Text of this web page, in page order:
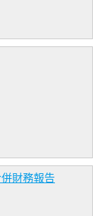
財務報告